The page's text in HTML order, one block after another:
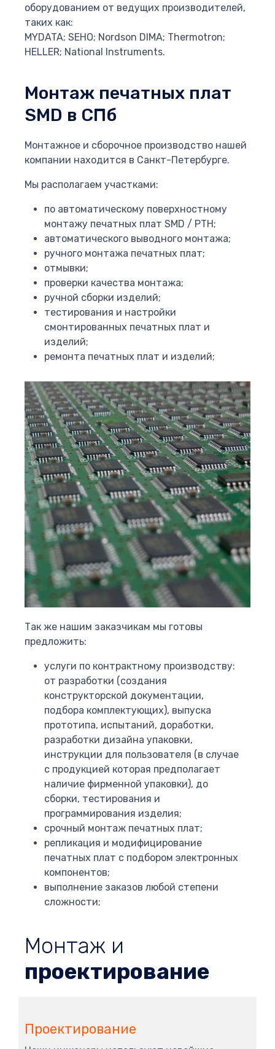
оборудованием от ведущих производителей,
таких как:
MYDATA; SEHO; Nordson DIMA; Thermotron;
HELLER; National Instruments.
Монтаж печатных плат
SMD в СПб
Монтажное и сборочное производство нашей
компании находится в Санкт-Петербурге.
Мы располагаем участками:
по автоматическому поверхностному
монтажу печатных плат SMD / PTH;
автоматического выводного монтажа;
ручного монтажа печатных плат;
отмывки;
проверки качества монтажа;
ручной сборки изделий;
тестирования и настройки
смонтированных печатных плат и
изделий;
ремонта печатных плат и изделий;
Так же нашим заказчикам мы готовы
предложить:
услуги по контрактному производству:
от разработки (создания
конструкторской документации,
подбора комплектующих), выпуска
прототипа, испытаний, доработки,
разработки дизайна упаковки,
инструкции для пользователя (в случае
с продукцией которая предполагает
наличие фирменной упаковки), до
сборки, тестирования и
программирования изделия;
срочный монтаж печатных плат;
репликация и модифицирование
печатных плат с подбором электронных
компонентов;
выполнение заказов любой степени
сложности;
Монтаж и
проектирование
Проектирование